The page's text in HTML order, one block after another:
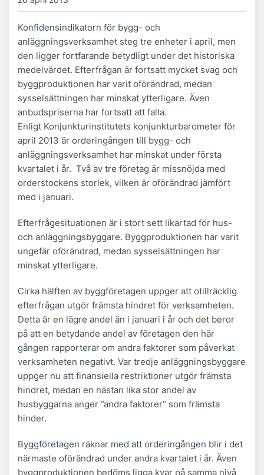
Konfidensindikatorn för bygg- och
anläggningsverksamhet steg tre enheter i april, men
den ligger fortfarande betydligt under det historiska
medelvärdet. Efterfrågan är fortsatt mycket svag och
byggproduktionen har varit oförändrad, medan
sysselsättningen har minskat ytterligare. Även
anbudspriserna har fortsatt att falla.
Enligt Konjunkturinstitutets konjunkturbarometer för
april 2013 är orderingången till bygg- och
anläggningsverksamhet har minskat under första
kvartalet i år. Två av tre företag är missnöjda med
orderstockens storlek, vilken är oförändrad jämfört
med i januari.
Efterfrågesituationen är i stort sett likartad för hus-
och anläggningsbyggare. Byggproduktionen har varit
ungefär oförändrad, medan sysselsättningen har
minskat ytterligare.
Cirka hälften av byggföretagen uppger att otillräcklig
efterfrågan utgör främsta hindret för verksamheten.
Detta är en lägre andel än i januari i år och det beror
på att en betydande andel av företagen den här
gången rapporterar om andra faktorer som påverkat
verksamheten negativt. Var tredje anläggningsbyggare
uppger nu att finansiella restriktioner utgör främsta
hindret, medan en nästan lika stor andel av
husbyggarna anger ”andra faktorer” som främsta
hinder.
Byggföretagen räknar med att orderingången blir i det
närmaste oförändrad under andra kvartalet i år. Även
byggproduktionen bedöms ligga kvar på samma nivå